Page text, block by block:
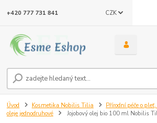
CZK
+420 777 731 841
Úvod Kosmetika Nobilis Tilia Přírodní péče o
oleje jednodruhové
Jojobový olej bio 100 ml Nobilis